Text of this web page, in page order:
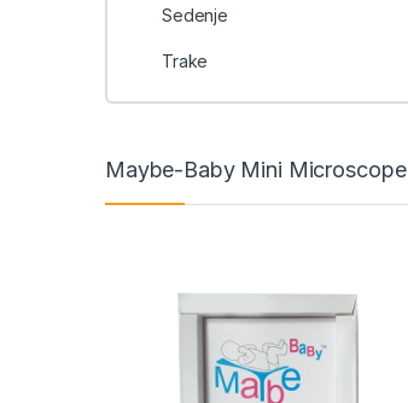
Sedenje
Trake
Maybe-Baby Mini Microscope